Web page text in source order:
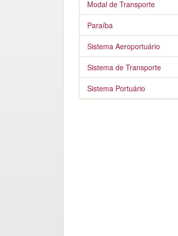
Modal de Transporte
Paraíba
Sistema Aeroportuário
Sistema de Transporte
Sistema Portuário